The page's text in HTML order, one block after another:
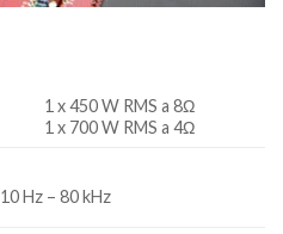
1 x 450 W RMS a 8Ω
1 x 700 W RMS a 4Ω
10 Hz – 80 kHz